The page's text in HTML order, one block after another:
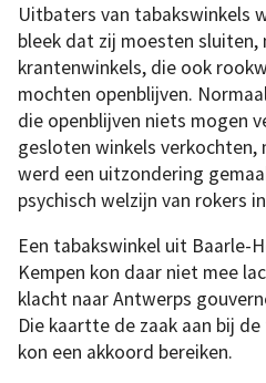
Uitbaters van tabakswinkels
bleek dat zij moesten sluiten,
krantenwinkels, die ook
mochten openblijven.
die openblijven niets mogen
gesloten winkels
werd een uitzondering
psychisch welzijn van rokers
Een tabakswinkel uit Baarle-
Kempen kon daar niet mee
klacht naar Antwerps
Die kaartte de zaak aan bij
kon een akkoord bereiken.